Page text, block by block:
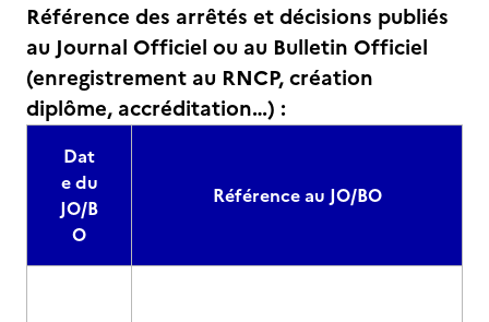
Référence des arrêtés et décisions publiés
au Journal Officiel ou au Bulletin Officiel
(enregistrement au RNCP, création
diplôme, accréditation…) :
Dat
e du
JO/B
O
Référence au JO/BO